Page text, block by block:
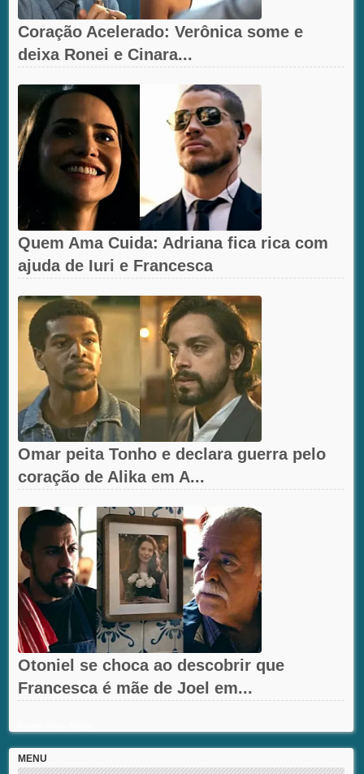
Coração Acelerado: Verônica some e
deixa Ronei e Cinara...
Quem Ama Cuida: Adriana fica rica com
ajuda de Iuri e Francesca
Omar peita Tonho e declara guerra pelo
coração de Alika em A...
Otoniel se choca ao descobrir que
Francesca é mãe de Joel em...
MENU